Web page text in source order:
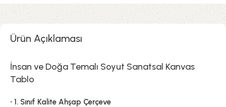
Ürün Açıklaması
İnsan ve Doğa Temalı Soyut Sanatsal Kanvas
Tablo
• 1. Sınıf Kalite Ahşap Çerçeve